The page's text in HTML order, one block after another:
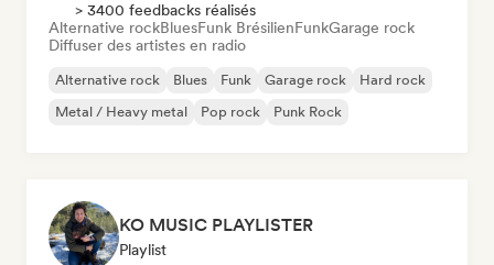
> 3400 feedbacks réalisés
Alternative rockBluesFunk BrésilienFunkGarage rock
Diffuser des artistes en radio
Alternative rock Blues Funk Garage rock
Hard rock
Metal / Heavy metal
Pop rock Punk Rock
KO MUSIC PLAYLISTER
Playlist